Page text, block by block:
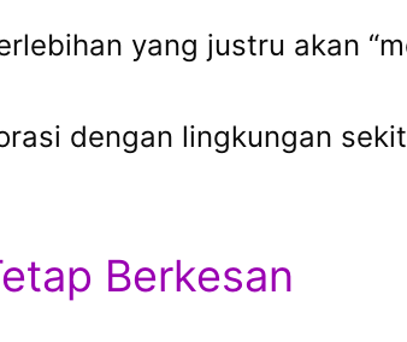
yang justru akan
dengan lingkungan
Berkesan